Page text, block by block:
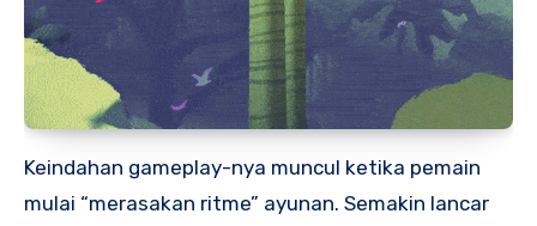
Keindahan gameplay-nya muncul ketika pemain
mulai “merasakan ritme” ayunan. Semakin lancar